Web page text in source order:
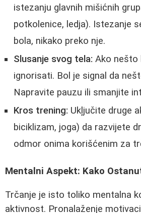
istezanju glavnih mišićnih
potkolenice, ledja). Istezanje
bola, nikako preko nje.
Slusanje svog tela: Ako nešto
ignorisati. Bol je signal da
Napravite pauzu ili smanjite
Kros trening: Ukļjučite druge
biciklizam, joga) da razvijete
odmor onima korišćenim za
Mentalni Aspekt: Kako
Trčanje je isto toliko mentalna
aktivnost. Pronalaženje